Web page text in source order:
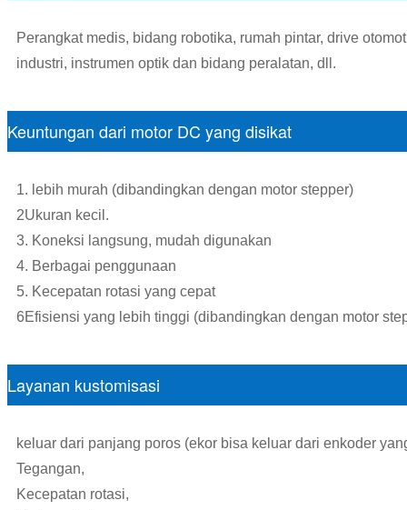
Perangkat medis, bidang robotika, rumah pintar, drive
industri, instrumen optik dan bidang peralatan, dll.
Keuntungan dari motor DC yang disikat
1. lebih murah (dibandingkan dengan motor stepper)
2Ukuran kecil.
3. Koneksi langsung, mudah digunakan
4. Berbagai penggunaan
5. Kecepatan rotasi yang cepat
6Efisiensi yang lebih tinggi (dibandingkan dengan motor
Layanan kustomisasi
keluar dari panjang poros (ekor bisa keluar dari enkoder
Tegangan,
Kecepatan rotasi,